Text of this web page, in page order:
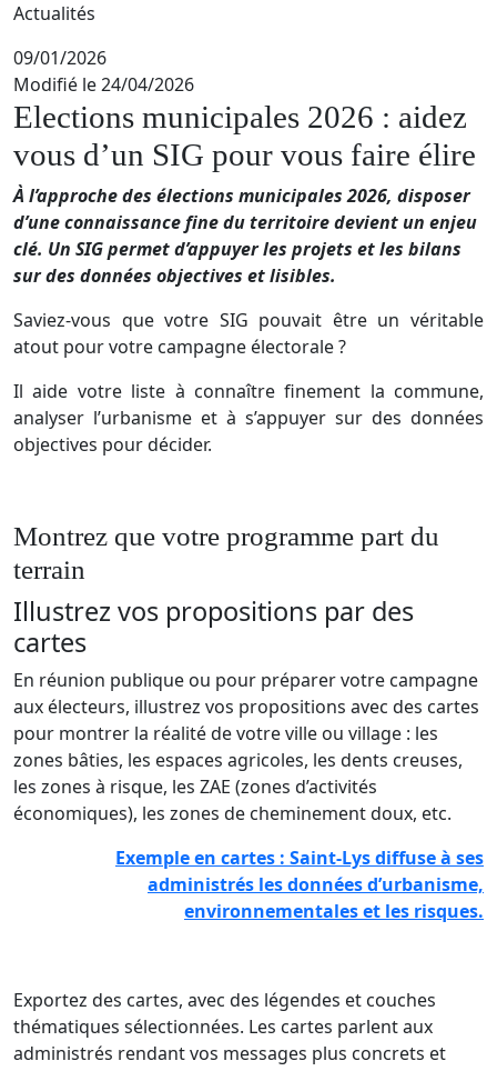
Actualités
09/01/2026
Modifié le 24/04/2026
Elections municipales 2026 : aidez
vous d’un SIG pour vous faire élire
À l’approche des élections municipales 2026, disposer
d’une connaissance fine du territoire devient un enjeu
clé. Un SIG permet d’appuyer les projets et les bilans
sur des données objectives et lisibles.
Saviez-vous que votre SIG pouvait être un véritable
atout pour votre campagne électorale ?
Il aide votre liste à connaître finement la commune,
analyser l’urbanisme et à s’appuyer sur des données
objectives pour décider.​
Montrez que votre programme part du
terrain
Illustrez vos propositions par des
cartes
En réunion publique ou pour préparer votre campagne
aux électeurs, illustrez vos propositions avec des cartes
pour montrer la réalité de votre ville ou village : les
zones bâties, les espaces agricoles, les dents creuses,
les zones à risque, les ZAE (zones d’activités
économiques), les zones de cheminement doux, etc.​
Exemple en cartes : Saint-Lys diffuse à ses
administrés les données d’urbanisme,
environnementales et les risques.
Exportez des cartes, avec des légendes et couches
thématiques sélectionnées.​ Les cartes parlent aux
administrés rendant vos messages plus concrets et